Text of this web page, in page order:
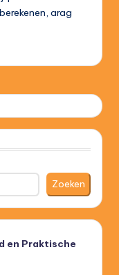
arag
Zoeken
en Praktische